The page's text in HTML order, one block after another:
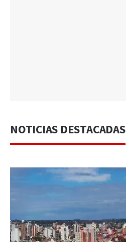
NOTICIAS DESTACADAS